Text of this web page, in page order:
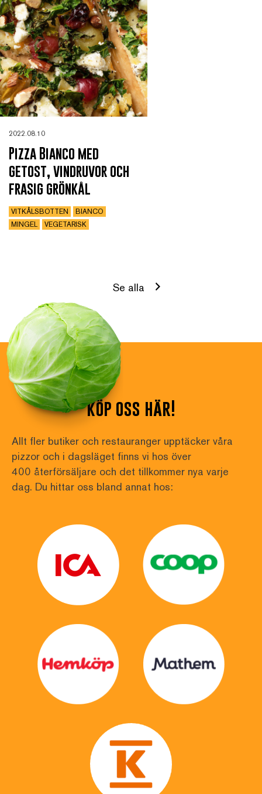
2022.08.10
Pizza Bianco med
getost, vindruvor och
frasig grönkål
VITKÅLSBOTTEN
BIANCO
MINGEL
VEGETARISK
Se alla
köp oss här!
Allt fler butiker och restauranger upptäcker våra
pizzor och i dagsläget finns vi hos över
400 återförsäljare och det tillkommer nya varje
dag. Du hittar oss bland annat hos: